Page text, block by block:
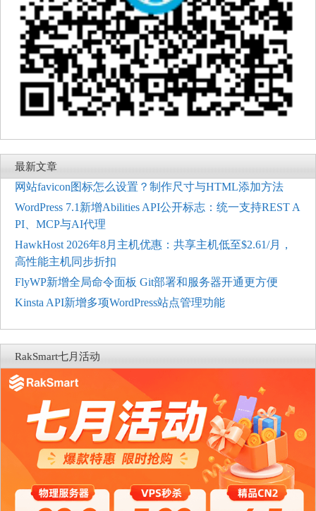
最新文章
网站favicon图标怎么设置？制作尺寸与HTML添加方法
WordPress 7.1新增Abilities API公开标志：统一支持REST A
PI、MCP与AI代理
HawkHost 2026年8月主机优惠：共享主机低至$2.61/月，
高性能主机同步折扣
FlyWP新增全局命令面板 Git部署和服务器开通更方便
Kinsta API新增多项WordPress站点管理功能
RakSmart七月活动